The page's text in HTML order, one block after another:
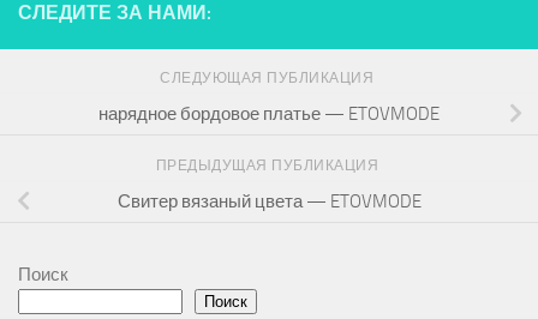
СЛЕДИТЕ ЗА НАМИ:
СЛЕДУЮЩАЯ ПУБЛИКАЦИЯ
нарядное бордовое платье — ETOVMODE
ПРЕДЫДУЩАЯ ПУБЛИКАЦИЯ
Свитер вязаный цвета — ETOVMODE
Поиск
Поиск